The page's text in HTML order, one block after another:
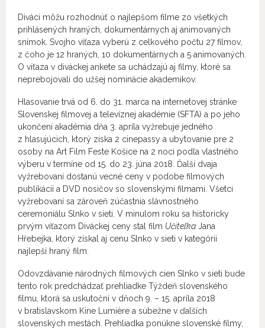
Diváci môžu rozhodnúť o najlepšom filme zo všetkých
prihlásených hraných, dokumentárnych aj animovaných
snímok. Svojho víťaza vyberú z celkového počtu 27 filmov,
z čoho je 12 hraných, 10 dokumentárnych a 5 animovaných.
O víťaza v diváckej ankete sa uchádzajú aj filmy, ktoré sa
neprebojovali do užšej nominácie akademikov.
Hlasovanie trvá od 6. do 31. marca na internetovej stránke
Slovenskej filmovej a televíznej akadémie (SFTA) a po jeho
ukončení akadémia dňa 3. apríla vyžrebuje jedného
z hlasujúcich, ktorý získa 2 cinepassy a ubytovanie pre 2
osoby na Art Film Feste Košice na 2 noci podľa vlastného
výberu v termíne od 15. do 23. júna 2018. Ďalší dvaja
vyžrebovaní dostanú vecné ceny v podobe filmových
publikácií a DVD nosičov so slovenskými filmami. Všetci
vyžrebovaní sa zároveň zúčastnia slávnostného
ceremoniálu Slnko v sieti. V minulom roku sa historicky
prvým víťazom Diváckej ceny stal film Učiteľka Jana
Hřebejka, ktorý získal aj cenu Slnko v sieti v kategórii
najlepší hraný film.
Odovzdávanie národných filmových cien Slnko v sieti bude
tento rok predchádzať prehliadke Týždeň slovenského
filmu, ktorá sa uskutoční v dňoch 9. – 15. apríla 2018
v bratislavskom Kine Lumière a súbežne v ďalších
slovenských mestách. Prehliadka ponúkne slovenské filmy,